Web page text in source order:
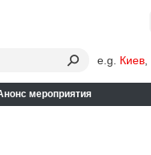
e.g. Киев
мероприятия